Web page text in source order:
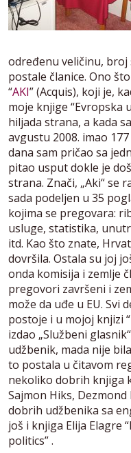
određenu veličinu,
postale članice. Ono
“AKI” (Acquis), koji je,
moje knjige “Evropska
hiljada strana, a kada
avgustu 2008. imao
dana sam pričao sa
pitao usput dokle je
strana. Znači, „Aki“ se
sada podeljen u 35
kojima se pregovara:
usluge, statistika,
itd. Kao što znate,
dovršila. Ostala su joj
onda komisija i zemlje
pregovori završeni i
može da uđe u EU. Svi
postoje i u mojoj knjizi
izdao „Službeni
udžbenik, mada nije
to postala u čitavom
nekoliko dobrih knjiga
Sajmon Hiks, Dezmond
dobrih udžbenika sa
još i knjiga Elija Elagre
politics” .